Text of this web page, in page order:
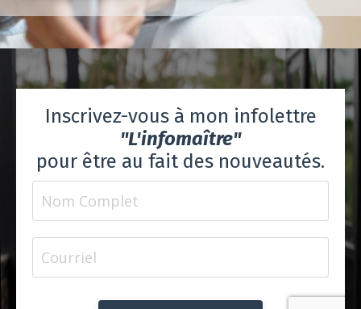
Inscrivez-vous à mon infolettre
"L'infomaître"
pour être au fait des nouveautés.